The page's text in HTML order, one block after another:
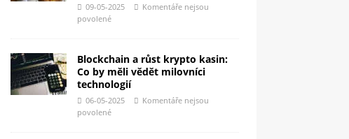
09-05-2025
Komentáře nejsou
povolené
Blockchain a růst krypto kasin:
Co by měli vědět milovníci
technologií
06-05-2025
Komentáře nejsou
povolené